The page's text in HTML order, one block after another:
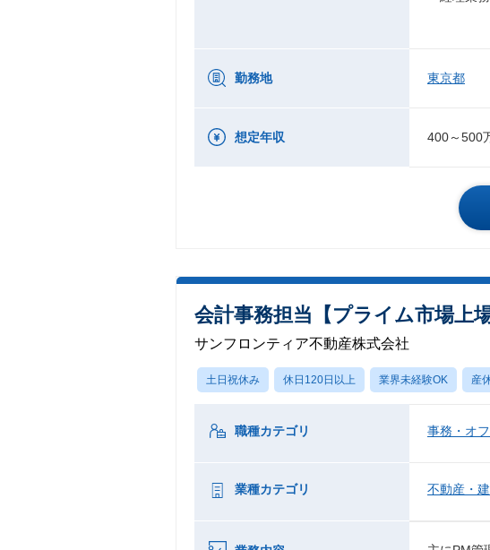
勤務地 東京都
想定年収 400～500
会計事務担当【プライム市場上
サンフロンティア不動産株式会社
土日祝休み 休日120日以上 業界未経験OK 産
職種カテゴリ 事務・オ
業種カテゴリ 不動産・